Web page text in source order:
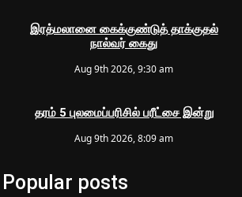
இரத்மலானை கைக்குண்டுத் தாக்குதல்
நால்வர் கைது
Aug 9th 2026, 9:30 am
தரம் 5 புலமைப்பரிசில் பரீட்சை இன்று
Aug 9th 2026, 8:09 am
Popular posts